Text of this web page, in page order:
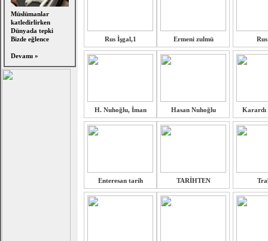
Müslümanlar
katledirlirken
Dünyada tepki
Bizde eğlence
Devamı »
Rus İşgal,1 Ermeni zulmü
H. Nuhoğlu, İman Hasan Nuhoğlu Karardı
Enteresan tarih TARİHTEN